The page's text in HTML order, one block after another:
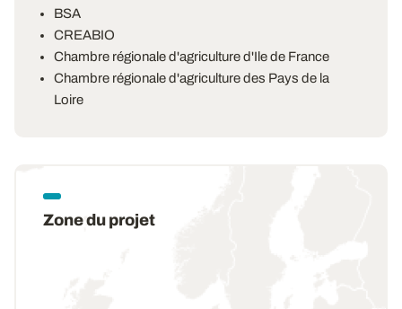
BSA
CREABIO
Chambre régionale d'agriculture d'Ile de France
Chambre régionale d'agriculture des Pays de la
Loire
Zone du projet